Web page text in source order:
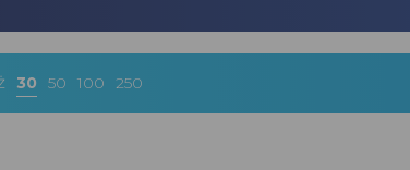
30 50 100 250